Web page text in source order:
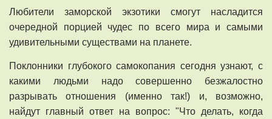
Любители заморской экзотики смогут насладится
очередной порцией чудес по всего мира и самыми
удивительными существами на планете.
Поклонники глубокого самокопания сегодня узнают, с
какими людьми надо совершенно безжалостно
разрывать отношения (именно так!) и, возможно,
найдут главный ответ на вопрос: "Что делать, когда